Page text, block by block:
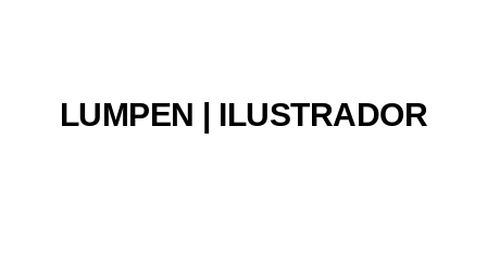
LUMPEN | ILUSTRADOR